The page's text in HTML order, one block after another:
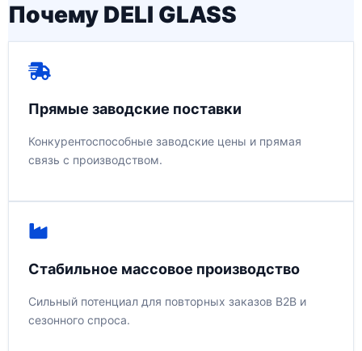
Почему DELI GLASS
Прямые заводские поставки
Конкурентоспособные заводские цены и прямая
связь с производством.
Стабильное массовое производство
Сильный потенциал для повторных заказов B2B и
сезонного спроса.